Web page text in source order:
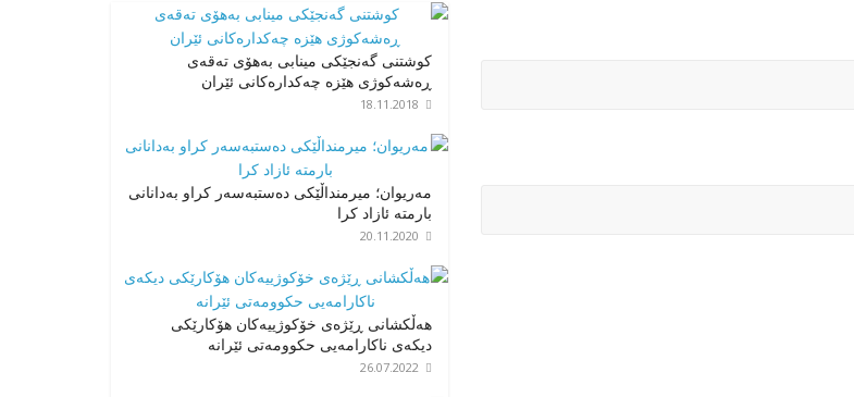
کوشتنی گەنجێکی مینابی بەهۆی تەقەی
ڕەشەکوژی هێزە چەکدارەکانی ئێران
18.11.2018
مەریوان؛ میرمنداڵێکی دەستبەسەر کراو بەدانانی
بارمتە ئازاد کرا
20.11.2020
هەڵکشانی ڕێژەی خۆکوژییەکان هۆکارێکی
دیکەی ناکارامەیی حکوومەتی ئێرانە
26.07.2022